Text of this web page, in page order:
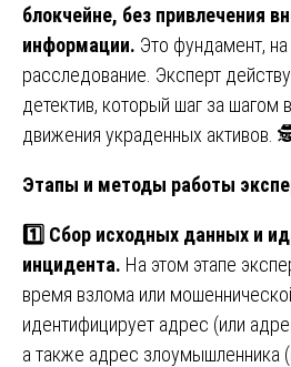
блокчейне, без привлечения
информации. Это фундамент,
расследование. Эксперт
детектив, который шаг за шагом
движения украденных активов.
Этапы и методы работы
1️⃣ Сбор исходных данных и
инцидента. На этом этапе
время взлома или
идентифицирует адрес (или
а также адрес злоумышленника